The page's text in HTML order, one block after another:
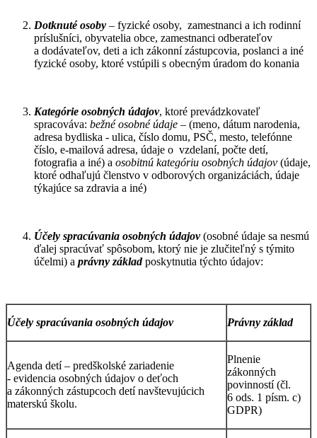
Dotknuté osoby – fyzické osoby, zamestnanci a ich rodinní
príslušníci, obyvatelia obce, zamestnanci odberateľov
a dodávateľov, deti a ich zákonní zástupcovia, poslanci a iné
fyzické osoby, ktoré vstúpili s obecným úradom do konania
Kategórie osobných údajov, ktoré prevádzkovateľ
spracováva: bežné osobné údaje – (meno, dátum narodenia,
adresa bydliska - ulica, číslo domu, PSČ, mesto, telefónne
číslo, e-mailová adresa, údaje o vzdelaní, počte detí,
fotografia a iné) a osobitnú kategóriu osobných údajov (údaje,
ktoré odhaľujú členstvo v odborových organizáciách, údaje
týkajúce sa zdravia a iné)
Účely spracúvania osobných údajov(osobné údaje sa nesmú
ďalej spracúvať spôsobom, ktorý nie je zlučiteľný s týmito
účelmi) a právny základposkytnutia týchto údajov:
Účely spracúvania osobných údajov Právny základ
Agenda detí – predškolské zariadenie
- evidencia osobných údajov o deťoch
a zákonných zástupcoch detí navštevujúcich
materskú školu.
Plnenie
zákonných
povinností (čl.
6 ods. 1 písm. c)
GDPR)